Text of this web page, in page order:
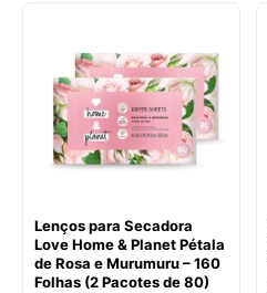
R$206,54.R$194,62.
Lenços para Secadora
Love Home & Planet Pétala
de Rosa e Murumuru – 160
Folhas (2 Pacotes de 80)